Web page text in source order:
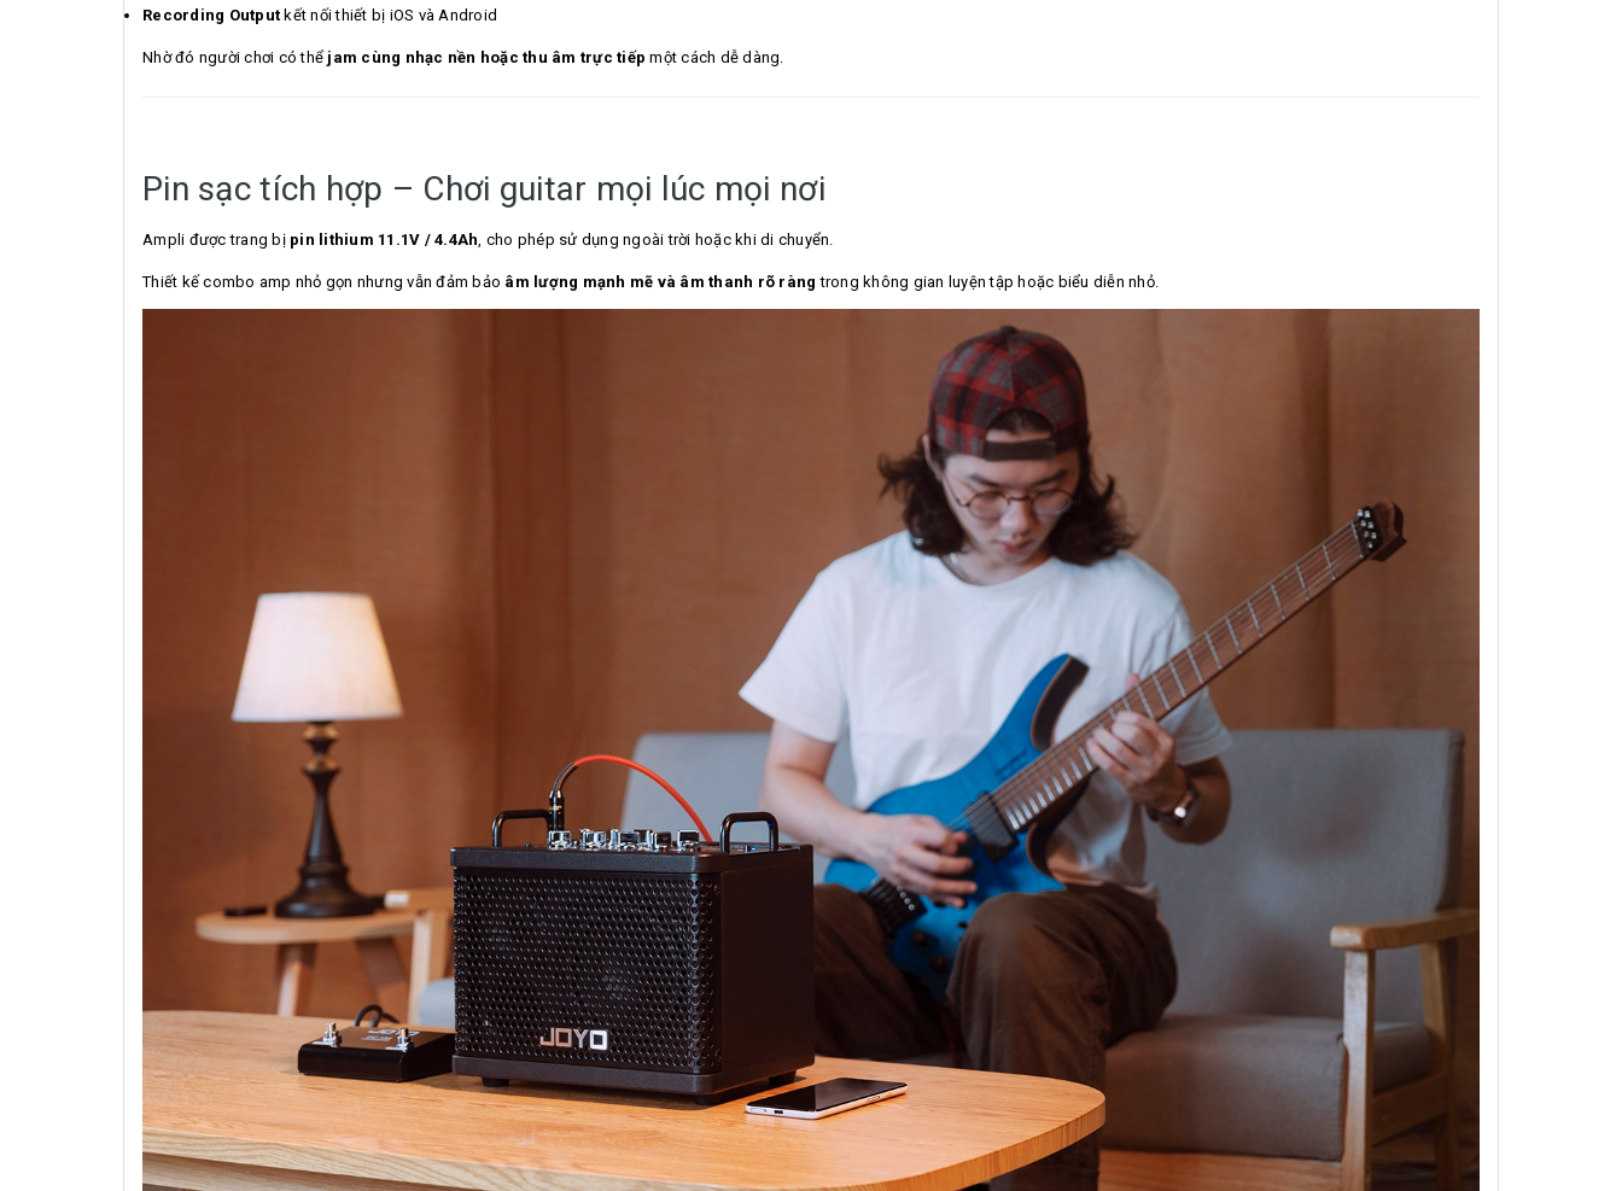
Recording Output kết nối thiết bị iOS và Android
Nhờ đó người chơi có thể jam cùng nhạc nền hoặc thu âm trực tiếp một cách dễ dàng.
Pin sạc tích hợp – Chơi guitar mọi lúc mọi nơi
Ampli được trang bị pin lithium 11.1V / 4.4Ah, cho phép sử dụng ngoài trời hoặc khi di chuyển.
Thiết kế combo amp nhỏ gọn nhưng vẫn đảm bảo âm lượng mạnh mẽ và âm thanh rõ ràng trong không gian luyện tập hoặc biểu diễn nhỏ.